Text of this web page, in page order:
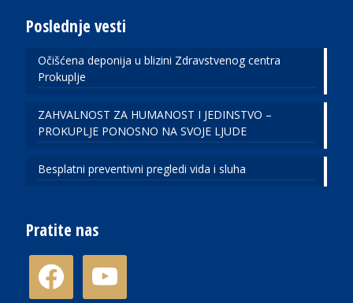
Poslednje vesti
Očišćena deponija u blizini Zdravstvenog centra
Prokuplje
ZAHVALNOST ZA HUMANOST I JEDINSTVO –
PROKUPLJE PONOSNO NA SVOJE LJUDE
Besplatni preventivni pregledi vida i sluha
Pratite nas
facebook